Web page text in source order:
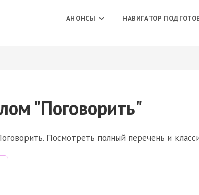
АНОНСЫ НАВИГАТОР
"Поговорить"
Посмотреть полный перечень и